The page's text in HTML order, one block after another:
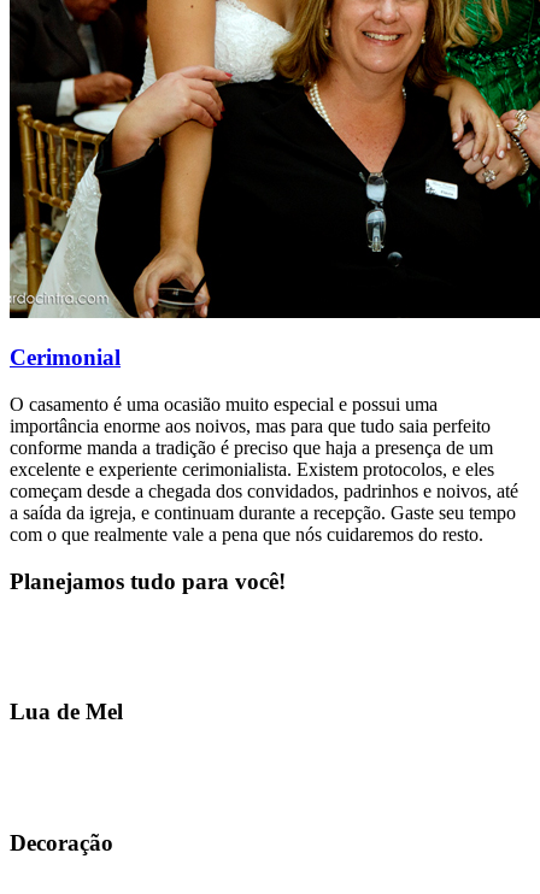
Cerimonial
O casamento é uma ocasião muito especial e possui uma
importância enorme aos noivos, mas para que tudo saia perfeito
conforme manda a tradição é preciso que haja a presença de um
excelente e experiente cerimonialista. Existem protocolos, e eles
começam desde a chegada dos convidados, padrinhos e noivos, até
a saída da igreja, e continuam durante a recepção. Gaste seu tempo
com o que realmente vale a pena que nós cuidaremos do resto.
Planejamos tudo para você!
Lua de Mel
Decoração